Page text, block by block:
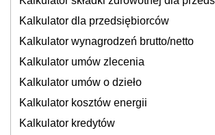
Kalkulator dla przedsiębiorców
Kalkulator wynagrodzeń brutto/netto
Kalkulator umów zlecenia
Kalkulator umów o dzieło
Kalkulator kosztów energii
Kalkulator kredytów